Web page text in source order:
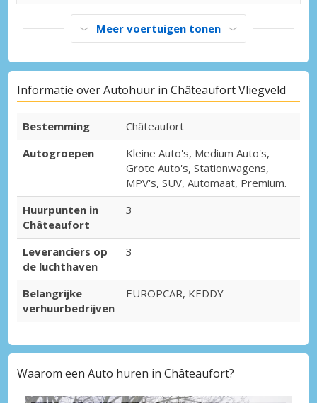
Meer voertuigen tonen
Informatie over Autohuur in Châteaufort Vliegveld
Bestemming
Châteaufort
Autogroepen
Kleine Auto's, Medium Auto's,
Grote Auto's, Stationwagens,
MPV's, SUV, Automaat, Premium.
Huurpunten in
Châteaufort
3
Leveranciers op
de luchthaven
3
Belangrijke
verhuurbedrijven
EUROPCAR, KEDDY
Waarom een Auto huren in Châteaufort?